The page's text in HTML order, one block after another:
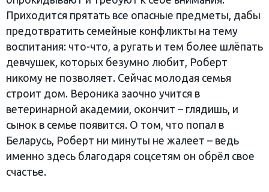
Приходится прятать все опасные предметы, дабы
предотвратить семейные конфликты на тему
воспитания: что-что, а ругать и тем более шлёпать
девчушек, которых безумно любит, Роберт
никому не позволяет. Сейчас молодая семья
строит дом. Вероника заочно учится в
ветеринарной академии, окончит – глядишь, и
сынок в семье появится. О том, что попал в
Беларусь, Роберт ни минуты не жалеет – ведь
именно здесь благодаря соцсетям он обрёл свое
счастье.